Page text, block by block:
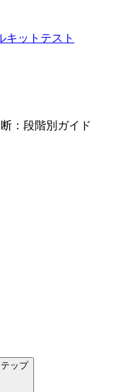
キット テスト
：段階別ガイド
ップ